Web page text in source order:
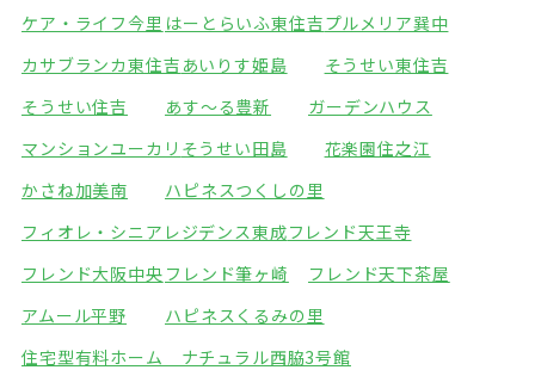
ケア・ライフ今里 はーとらいふ東住吉プルメリア巽中
カサブランカ東住吉 あいりす姫島
そうせい東住吉
そうせい住吉
あす～る豊新
ガーデンハウス
マンションユーカリ そうせい田島
花楽園住之江
かさね加美南
ハピネスつくしの里
フィオレ・シニアレジデンス東成フレンド天王寺
フレンド大阪中央 フレンド筆ヶ崎
フレンド天下茶屋
アムール平野
ハピネスくるみの里
住宅型有料ホーム ナチュラル西脇3号館